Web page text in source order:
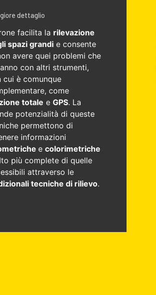
dettaglio
facilita la rilevazione
spazi grandi e consente
avere quei problemi che
con altri strumenti,
cui è comunque
come
totale e GPS. La
potenzialità di queste
permettono di
informazioni
e colorimetriche
più complete di quelle
attraverso le
tecniche di rilievo.